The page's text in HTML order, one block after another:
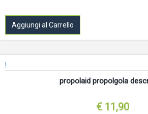
Aggiungi al Carrello
!
propolaid propolgola
€ 11,90